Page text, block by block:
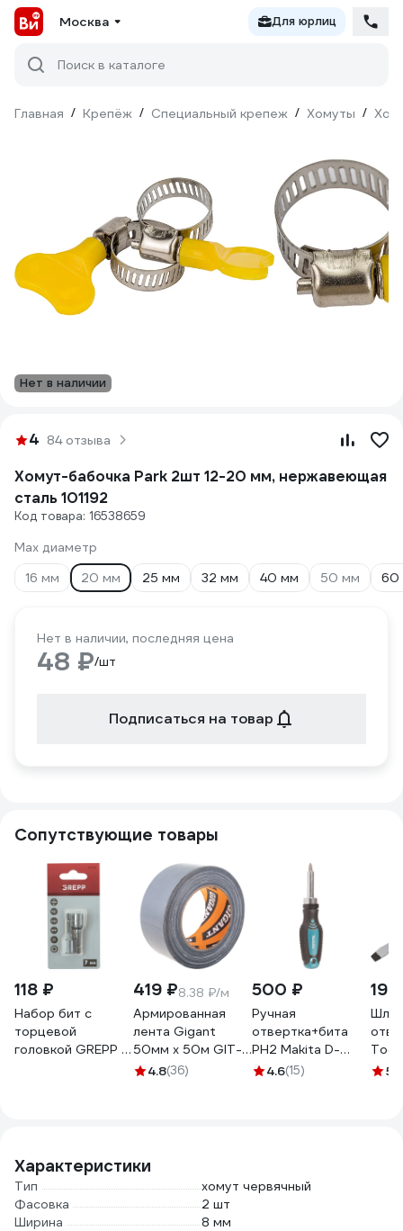
Москва Для юрлиц
Поиск в каталоге
Главная / Крепёж / Специальный крепеж / Хомуты /
Нет в наличии
4 84 отзыва
Хомут-бабочка Park 2шт 12-20 мм, нержавеющая
сталь 101192
Код товара: 16538659
Max диаметр
16 мм
20 мм 25 мм 32 мм 40 мм 50 мм 60
Нет в наличии, последняя цена
48 ₽/шт
Подписаться на товар
Сопутствующие товары
118 ₽
Набор бит с
торцевой
головкой GREPP 7
419 ₽8.38 ₽/м
Армированная
лента Gigant
50мм х 50м GIT-
124.8(36)
500 ₽
Ручная
отвертка+бита
PH2 Makita D-
58833
4.6(15)
04-
5
Характеристики
Тип
хомут червячный
Фасовка
2 шт
Ширина
8 мм